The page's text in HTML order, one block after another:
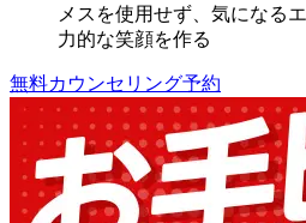
メスを使用せず、気になる
力的な笑顔を作る
無料カウンセリング予約